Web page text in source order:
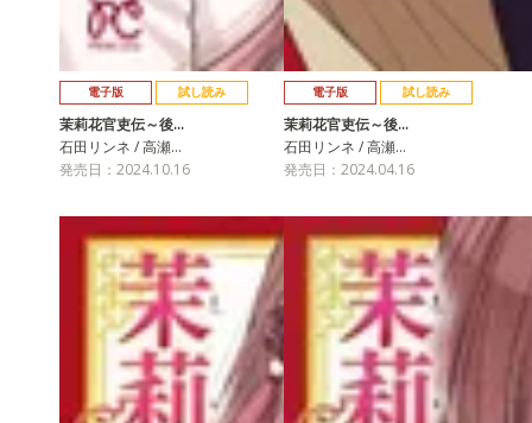
電子版 試し読み
茉莉花官吏伝～後…
石田リンネ / 高瀬…
発売日：2024.10.16
電子版 試し読み
茉莉花官吏伝～後…
石田リンネ / 高瀬…
発売日：2024.04.16